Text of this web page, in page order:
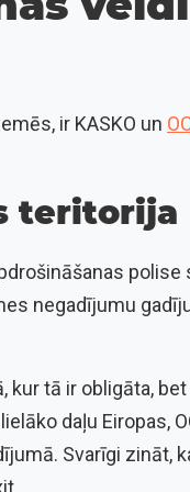
ir KASKO un
teritorija
negadījumu
kur tā ir obligāta,
daļu Eiropas,
Svarīgi zināt,